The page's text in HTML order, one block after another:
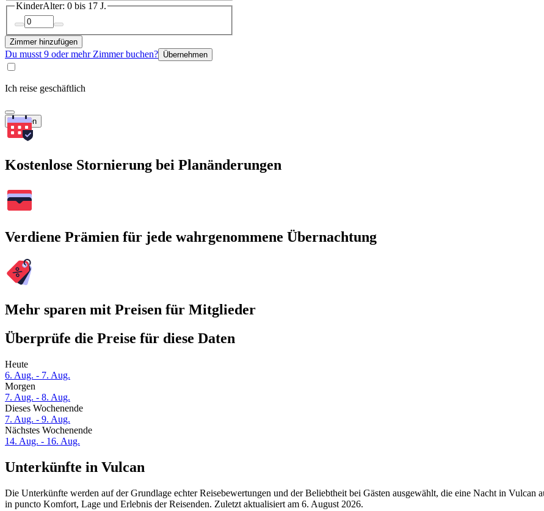
KinderAlter: 0 bis 17 J.
Zimmer hinzufügen
Du musst 9 oder mehr Zimmer buchen? Übernehmen
Ich reise geschäftlich
Suchen
Kostenlose Stornierung bei Planänderungen
Verdiene Prämien für jede wahrgenommene Übernachtung
Mehr sparen mit Preisen für Mitglieder
Überprüfe die Preise für diese Daten
Heute
6. Aug. - 7. Aug.
Morgen
7. Aug. - 8. Aug.
Dieses Wochenende
7. Aug. - 9. Aug.
Nächstes Wochenende
14. Aug. - 16. Aug.
Unterkünfte in Vulcan
Die Unterkünfte werden auf der Grundlage echter Reisebewertungen und der Beliebtheit bei Gästen ausgewählt, die eine Nacht in Vulcan
in puncto Komfort, Lage und Erlebnis der Reisenden. Zuletzt aktualisiert am 6. August 2026.